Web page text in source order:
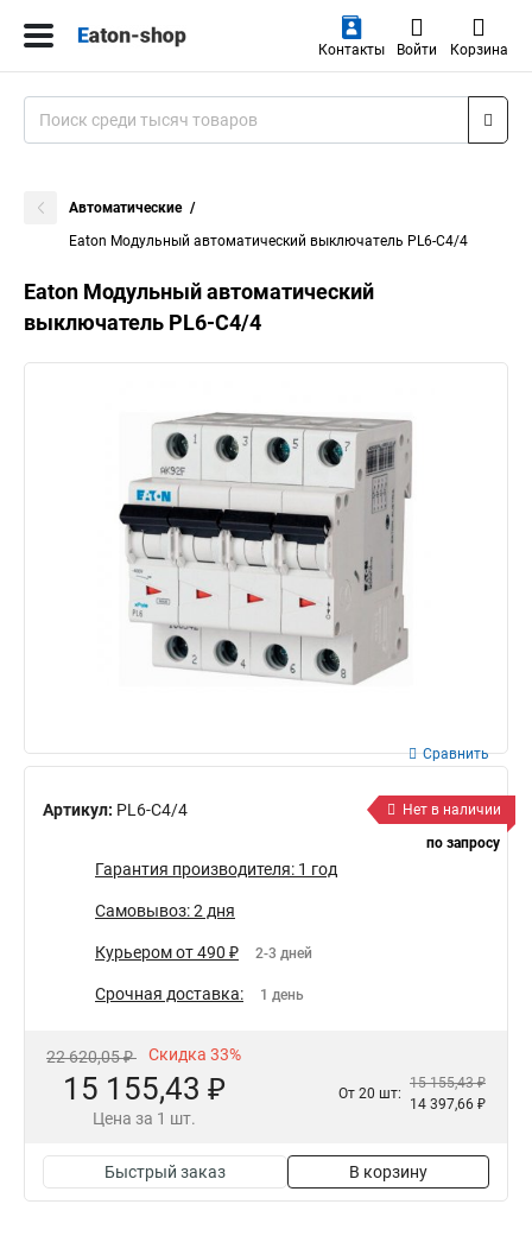
Контакты Войти Корзина
Автоматические
Eaton Модульный автоматический выключатель PL6-C4/4
Eaton Модульный автоматический
выключатель PL6-C4/4
Артикул: PL6-C4/4
Сравнить
Нет в наличии
по запросу
Гарантия производителя: 1 год
Самовывоз: 2 дня
Курьером от 490 ₽ 2-3 дней
Срочная доставка: 1 день
22 620,05 ₽ Скидка 33%
15 155,43 ₽
Цена за 1 шт.
От 20 шт:
15 155,43 ₽
14 397,66 ₽
Быстрый заказ В корзину